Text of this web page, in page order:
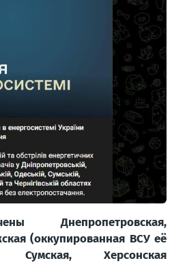
Днепропетровская,
(оккупированная ВСУ её
Сумская, Херсонская